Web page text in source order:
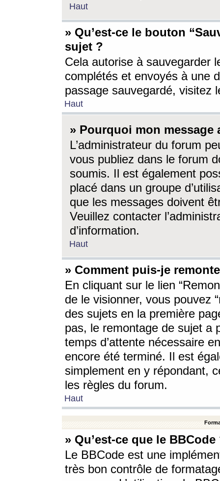
Haut
» Qu’est-ce le bouton
sujet ?
Cela autorise à sauvegarder
complétés et envoyés à une
passage sauvegardé, visitez
Haut
» Pourquoi mon message
L’administrateur du forum
vous publiez dans le forum
soumis. Il est également
placé dans un groupe
que les messages doivent
Veuillez contacter
d’information.
Haut
» Comment puis-je
En cliquant sur le lien
de le visionner, vous pouvez
des sujets en la première
pas, le remontage de sujet a
temps d’attente nécessaire
encore été terminé. Il est
simplement en y répondant,
les règles du forum.
Haut
» Qu’est-ce que le BBCode
Le BBCode est une
très bon contrôle de